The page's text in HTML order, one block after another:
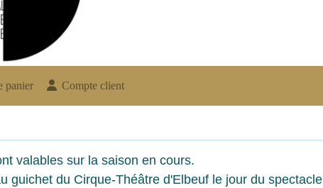
panier Compte client
valables sur la saison en cours.
guichet du Cirque-Théâtre d'Elbeuf le jour du spectacle